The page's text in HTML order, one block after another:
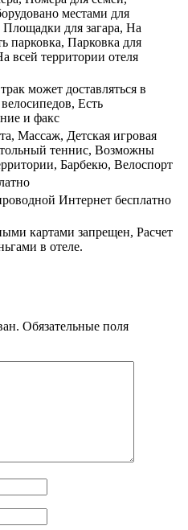
местами для
для загара, На
парковка, Парковка для
всей территории отеля
может доставляться в
Есть
и факс
Массаж, Детская игровая
теннис, Возможны
Барбекю, Велоспорт
Интернет бесплатно
картами запрещен, Расчет
в отеле.
Обязательные поля